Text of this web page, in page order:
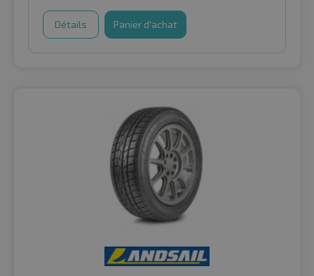
Détails Panier d'achat